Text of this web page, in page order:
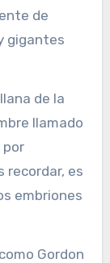
de
gigantes
llamado
por
recordar, es
embriones